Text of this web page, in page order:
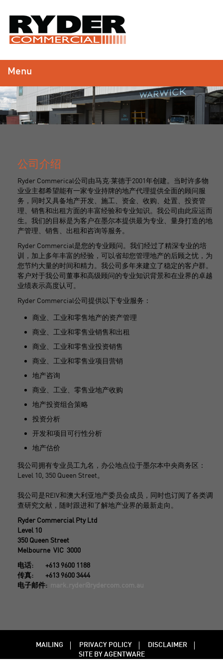
Menu
公司介绍
Ryder Commerical公司由马克·莱德于2001年创建。当时许多物
业业主都希望能有一家专业持牌的地产代理提供全面的顾问服
务，同时又具备地产开发、施工、资金、收购、处置、投资管
理、销售和出租方面的丰富经验和专业知识。我公司由此应运而
生。我们的目标是为客户在墨尔本提供最为专业、量身打造的地
产管理、销售、出租和咨询等服务。
Ryder Commercial是您的专业顾问。我们经过了精深专业的培
训，加上多年丰富的经验，可以省却您管理地产的后顾之忧，为
您节约大量的时间和精力。我公司多年来建立了稳定的客户群。
客户对于我公司董事和高级顾问的专业知识背景和在业界的卓越
业绩表示高度认可。
Ryder Commercial公司提供以下专业服务：
商业、工业和零售地产的资产管理
商业、工业和零售业销售和出租
商业、工业和零售业投资销售
商业、工业和零售业项目营销
地产咨询
商业、工业、零售业地产收购
地产投资组合策略
投资分析
开发和项目可行性分析
地产估价
我公司拥有专业员工九名，办公地点位于墨尔本中央商务区：
Level 10, 350 Queen Street。
我公司是REIV和澳大利亚地产委员会成员，同时也订阅了各类调
查研究文献，随时跟进和了解地产业界的最新走向。
Ryder Commercial Pty Ltd
Level 10
350 Queen Street
Melbourne VIC 3000
电话: +613 9600 1188
传真: +613 9600 3444
电子邮件:
mark.ryder@rydercom.com.au
MAILING PRIVACY POLICY
DISCLAIMER
SITE BY AGENTWARE